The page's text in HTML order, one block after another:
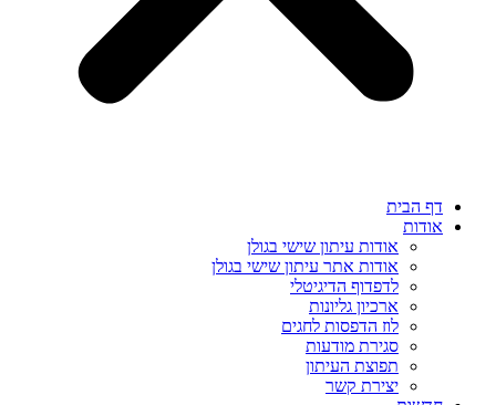
דף הבית
אודות
אודות עיתון שישי בגולן
אודות אתר עיתון שישי בגולן
לדפדוף הדיגיטלי
ארכיון גליונות
לוז הדפסות לחגים
סגירת מודעות
תפוצת העיתון
יצירת קשר